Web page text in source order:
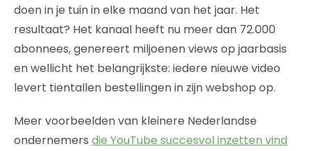
doen in je tuin in elke maand van het jaar. Het
resultaat? Het kanaal heeft nu meer dan 72.000
abonnees, genereert miljoenen views op jaarbasis
en wellicht het belangrijkste: iedere nieuwe video
levert tientallen bestellingen in zijn webshop op.
Meer voorbeelden van kleinere Nederlandse
ondernemers die YouTube succesvol inzetten vind